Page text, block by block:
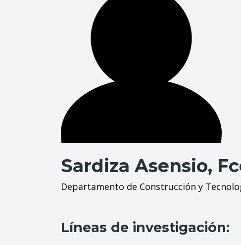
Sardiza Asensio,
Departamento de Construcción y
Líneas de investigación: